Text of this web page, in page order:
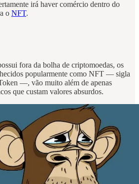
irá haver comércio dentro do
o NFT.
fora da bolha de criptomoedas, os
popularmente como NFT — sigla
—, vão muito além de apenas
que custam valores absurdos.